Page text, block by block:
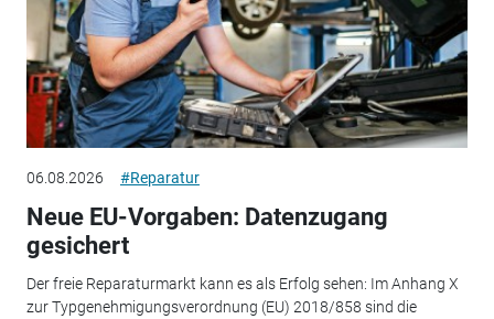
06.08.2026 #Reparatur
Neue EU-Vorgaben: Datenzugang
gesichert
Der freie Reparaturmarkt kann es als Erfolg sehen: Im Anhang X
zur Typgenehmigungsverordnung (EU) 2018/858 sind die